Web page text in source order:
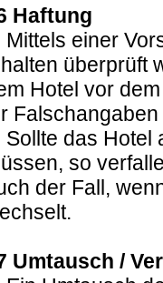
Haftung
Mittels einer
überprüft
Hotel vor
Sollte das Hotel
so
der Fall,
Umtausch /